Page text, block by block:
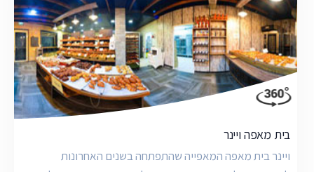
בית מאפה ויינר
ויינר בית מאפה המאפייה שהתפתחה בשנים האחרונות